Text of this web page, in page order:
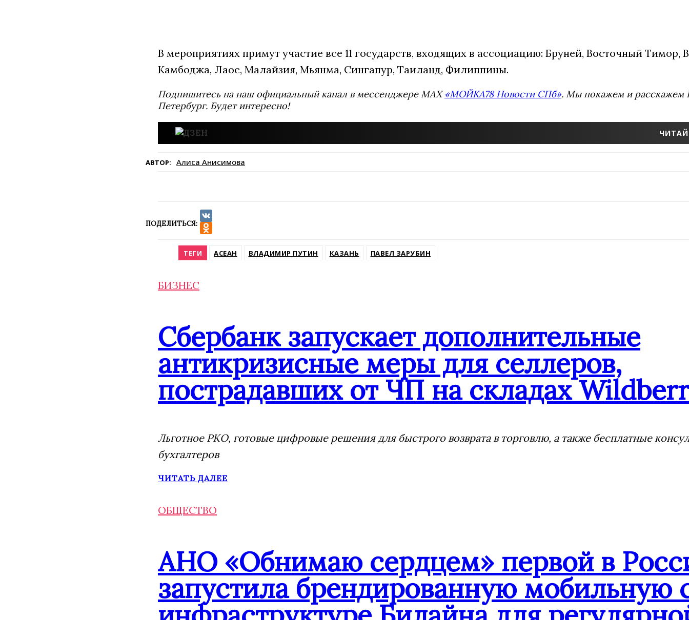
В мероприятиях примут участие все 11 государств, входящих в ассоциацию: Бруней, Восточный Тимор,
Камбоджа, Лаос, Малайзия, Мьянма, Сингапур, Таиланд, Филиппины.
Подпишитесь на наш официальный канал в мессенджере MAX«МОЙКА78 Новости СПб». Мы покажем и расскажем
Петербург. Будет интересно!
АВТОР: Алиса Анисимова
ПОДЕЛИТЬСЯ:
VK
ТЕГИ АСЕАН ВЛАДИМИР ПУТИН КАЗАНЬ ПАВЕЛ ЗАРУБИН
БИЗНЕС
Сбербанк запускает дополнительные
антикризисные меры для селлеров,
пострадавших от ЧП на складах
Льготное РКО, готовые цифровые решения для быстрого возврата в торговлю, а также бесплатные
бухгалтеров
ЧИТАТЬ ДАЛЕЕ
ОБЩЕСТВО
АНО «Обнимаю сердцем» первой в
запустила брендированную мобильную